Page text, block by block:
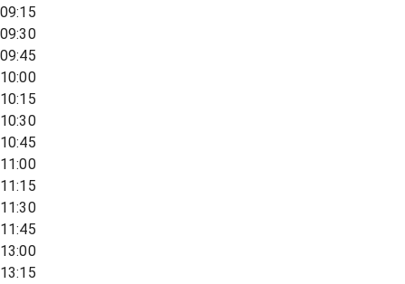
09:15
09:30
09:45
10:00
10:15
10:30
10:45
11:00
11:15
11:30
11:45
13:00
13:15